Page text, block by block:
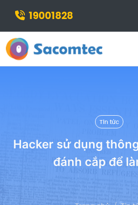
19001828
Tin tức
Hacker sử dụng
đánh cắp để